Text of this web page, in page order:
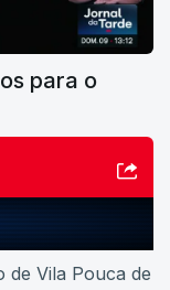
para o
de Vila Pouca de